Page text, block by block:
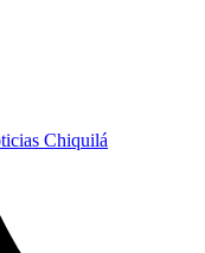
Chiquilá